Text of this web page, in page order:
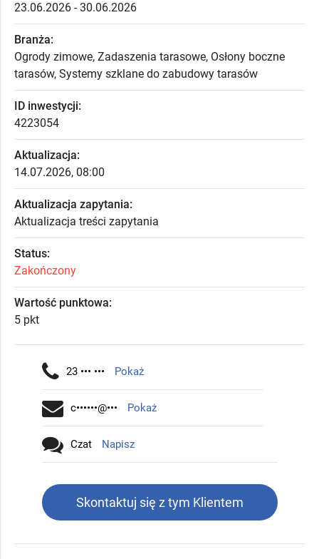
23.06.2026 - 30.06.2026
Branża:
Ogrody zimowe, Zadaszenia tarasowe, Osłony boczne
tarasów, Systemy szklane do zabudowy tarasów
ID inwestycji:
4223054
Aktualizacja:
14.07.2026, 08:00
Aktualizacja zapytania:
Aktualizacja treści zapytania
Status:
Zakończony
Wartość punktowa:
5 pkt
23 ••• ••• Pokaż
c••••••@••• Pokaż
Czat Napisz
Skontaktuj się z tym Klientem